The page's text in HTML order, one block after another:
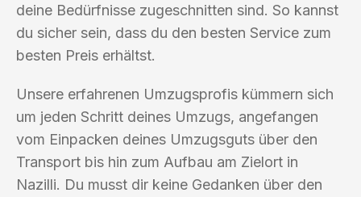
deine Bedürfnisse zugeschnitten sind. So kannst
du sicher sein, dass du den besten Service zum
besten Preis erhältst.
Unsere erfahrenen Umzugsprofis kümmern sich
um jeden Schritt deines Umzugs, angefangen
vom Einpacken deines Umzugsguts über den
Transport bis hin zum Aufbau am Zielort in
Nazilli. Du musst dir keine Gedanken über den